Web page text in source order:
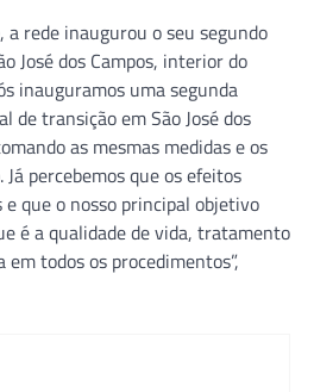
rede inaugurou o seu segundo
José dos Campos, interior do
inauguramos uma segunda
de transição em São José dos
as mesmas medidas e os
percebemos que os efeitos
e que o nosso principal objetivo
é a qualidade de vida, tratamento
todos os procedimentos”,